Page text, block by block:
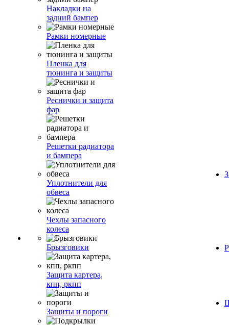
Накладки на
задний бампер
Рамки номерные
Пленка для
тюнинга и защиты
Реснички и защита
фар
Решетки радиатора
и бампера
Уплотнители для
обвеса
Чехлы запасного
колеса
Брызговики
Защита картера,
кпп, ркпп
Защиты и пороги